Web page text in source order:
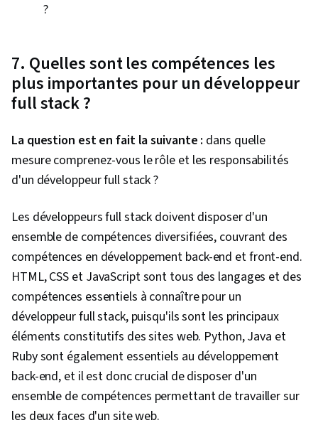
?
7. Quelles sont les compétences les
plus importantes pour un développeur
full stack ?
La question est en fait la suivante : dans quelle
mesure comprenez-vous le rôle et les responsabilités
d'un développeur full stack ?
Les développeurs full stack doivent disposer d'un
ensemble de compétences diversifiées, couvrant des
compétences en développement back-end et front-end.
HTML, CSS et JavaScript sont tous des langages et des
compétences essentiels à connaître pour un
développeur full stack, puisqu'ils sont les principaux
éléments constitutifs des sites web. Python, Java et
Ruby sont également essentiels au développement
back-end, et il est donc crucial de disposer d'un
ensemble de compétences permettant de travailler sur
les deux faces d'un site web.